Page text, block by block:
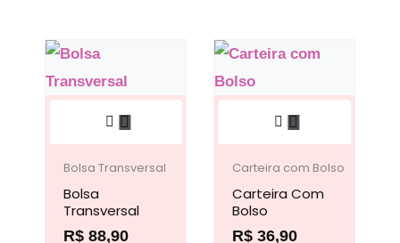
Este
produto
tem
variantes.
Bolsa Transversal
Bolsa
Transversal
R$ 88,90
Este
produto
tem
várias
Carteira com Bolso
Carteira Com
Bolso
R$ 36,90